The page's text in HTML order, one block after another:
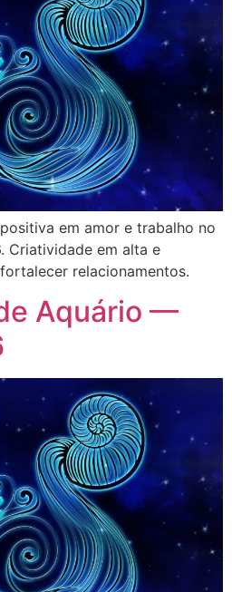
em amor e trabalho no
Criatividade em alta e
relacionamentos.
Aquário —